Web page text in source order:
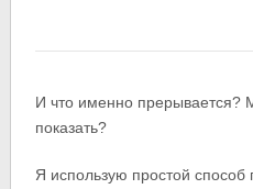
И что именно прерывается?
показать?
Я использую простой